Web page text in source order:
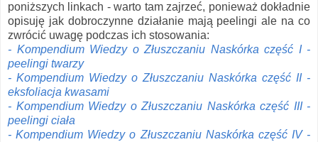
poniższych linkach - warto tam zajrzeć, ponieważ dokładnie
opisuję jak dobroczynne działanie mają peelingi ale na co
zwrócić uwagę podczas ich stosowania:
- Kompendium Wiedzy o Złuszczaniu Naskórka część I -
peelingi twarzy
- Kompendium Wiedzy o Złuszczaniu Naskórka część II -
eksfoliacja kwasami
- Kompendium Wiedzy o Złuszczaniu Naskórka część III -
peelingi ciała
- Kompendium Wiedzy o Złuszczaniu Naskórka część IV -